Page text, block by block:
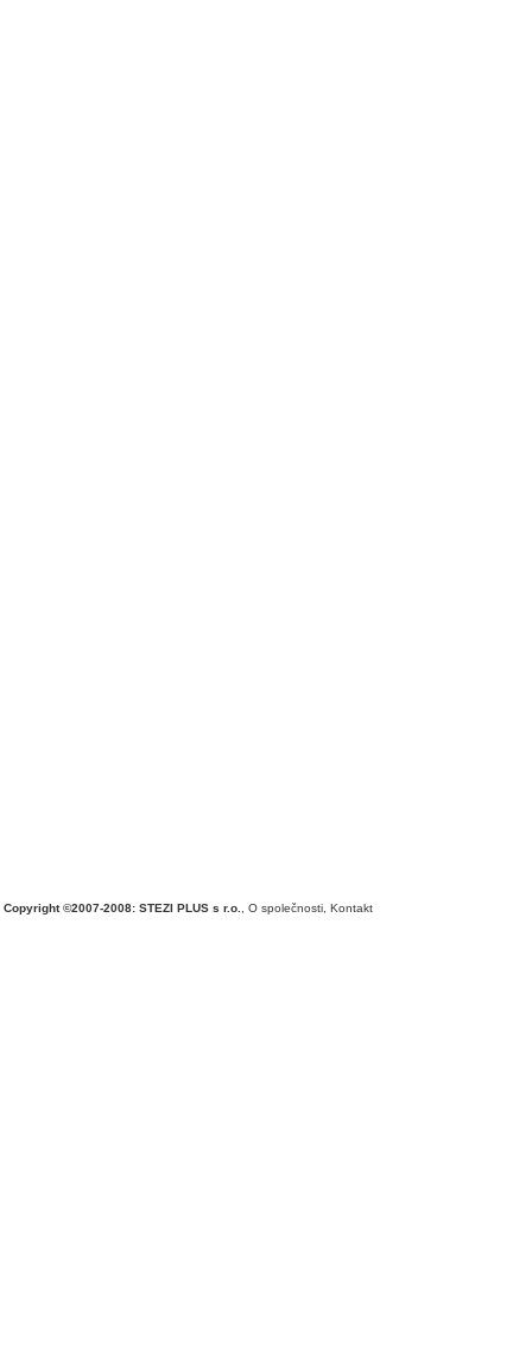
Copyright ©2007-2008: STEZI PLUS s r.o. O společnosti Kontakt